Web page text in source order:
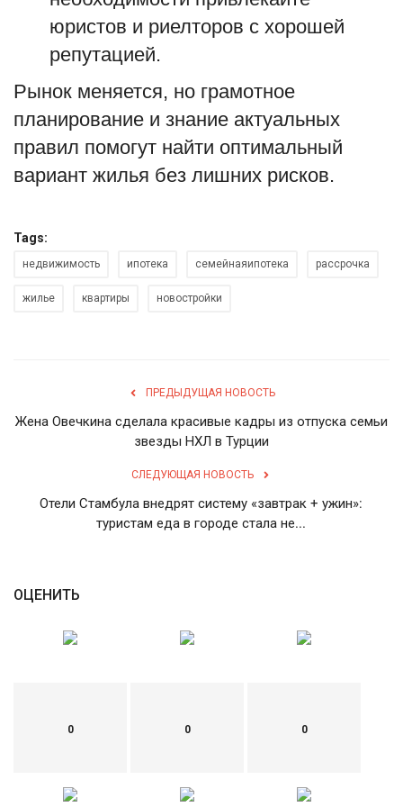
юристов и риелторов с хорошей
репутацией.
Рынок меняется, но грамотное
планирование и знание актуальных
правил помогут найти оптимальный
вариант жилья без лишних рисков.
Tags:
недвижимость ипотека семейнаяипотека рассрочка
жилье квартиры новостройки
ПРЕДЫДУЩАЯ НОВОСТЬ
Жена Овечкина сделала красивые кадры из отпуска семьи
звезды НХЛ в Турции
СЛЕДУЮЩАЯ НОВОСТЬ
Отели Стамбула внедрят систему «завтрак + ужин»:
туристам еда в городе стала не...
ОЦЕНИТЬ
0 0 0